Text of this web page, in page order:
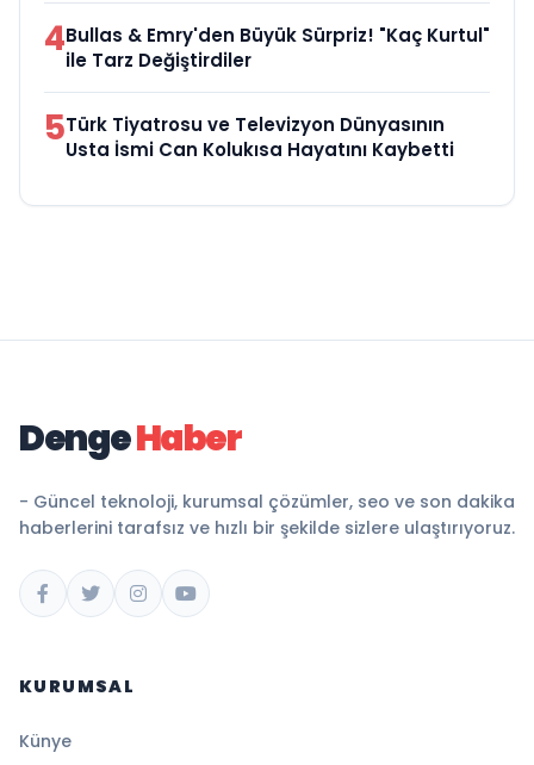
4Bullas & Emry'den Büyük Sürpriz! "Kaç Kurtul"
ile Tarz Değiştirdiler
5Türk Tiyatrosu ve Televizyon Dünyasının
Usta İsmi Can Kolukısa Hayatını Kaybetti
DengeHaber
- Güncel teknoloji, kurumsal çözümler, seo ve son dakika
haberlerini tarafsız ve hızlı bir şekilde sizlere ulaştırıyoruz.
KURUMSAL
Künye